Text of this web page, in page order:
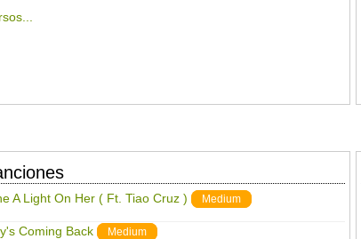
A Light On Her ( Ft. Tiao Cruz ) Medium
Coming Back Medium